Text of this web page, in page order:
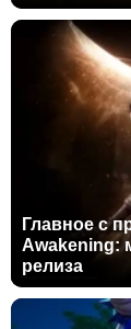
Главное с
Awakening:
релиза